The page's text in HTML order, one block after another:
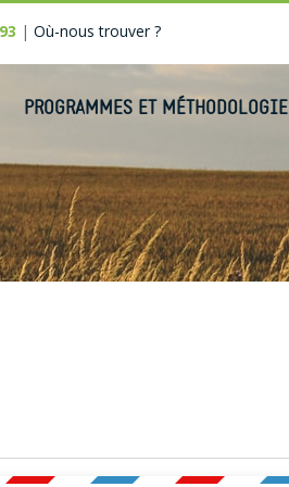
| Où-nous trouver ?
PROGRAMMES ET MÉTHODOLOGIE